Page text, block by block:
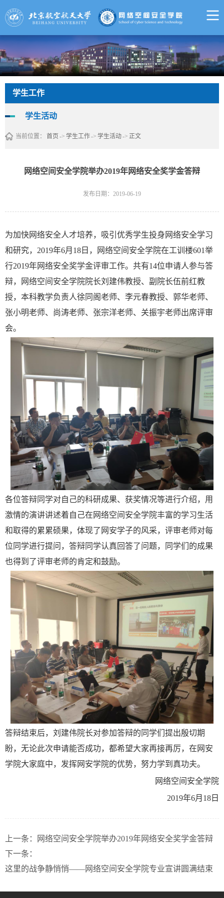
学生工作
学生活动
当前位置： 首页 -> 学生工作-> 学生活动-> 正文
网络空间安全学院举办2019年网络安全奖学金答辩
发布日期：2019-06-19
为加快网络安全人才培养，吸引优秀学生投身网络安全学习
和研究，2019年6月18日，网络空间安全学院在工训楼601举
行2019年网络安全奖学金评审工作。共有14位申请人参与答
辩，网络空间安全学院院长刘建伟教授、副院长伍前红教
授，本科教学负责人徐同阁老师、李元春教授、郭华老师、
张小明老师、尚涛老师、张宗洋老师、关振宇老师出席评审
会。
各位答辩同学对自己的科研成果、获奖情况等进行介绍，用
激情的演讲讲述着自己在网络空间安全学院丰富的学习生活
和取得的累累硕果，体现了网安学子的风采，评审老师对每
位同学进行提问，答辩同学认真回答了问题，同学们的成果
也得到了评审老师的肯定和鼓励。
答辩结束后，刘建伟院长对参加答辩的同学们提出殷切期
盼，无论此次申请能否成功，都希望大家再接再厉，在网安
学院大家庭中，发挥网安学院的优势，努力学到真功夫。
网络空间安全学院
2019年6月18日
上一条：
网络空间安全学院举办2019年网络安全奖学金答辩
下一条：
这里的战争静悄悄——网络空间安全学院专业宣讲圆满结束